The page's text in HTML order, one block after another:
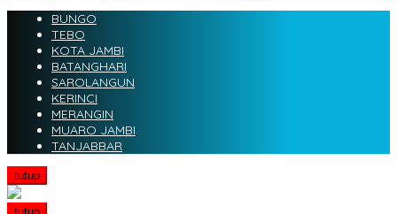
BUNGO
TEBO
KOTA JAMBI
BATANGHARI
SAROLANGUN
KERINCI
MERANGIN
MUARO JAMBI
TANJABBAR
tutup